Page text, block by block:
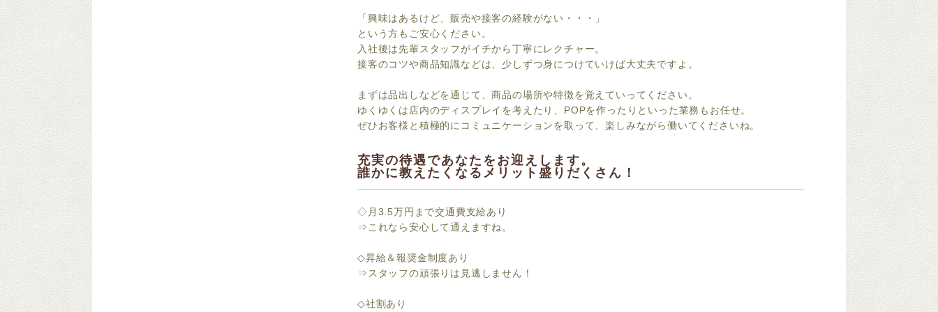
「興味はあるけど、販売や接客の経験がない・・・」
という方もご安心ください。
入社後は先輩スタッフがイチから丁寧にレクチャー。
接客のコツや商品知識などは、少しずつ身につけていけば大丈夫ですよ。
まずは品出しなどを通じて、商品の場所や特徴を覚えていってください。
ゆくゆくは店内のディスプレイを考えたり、POPを作ったりといった業務もお任せ。
ぜひお客様と積極的にコミュニケーションを取って、楽しみながら働いてくださいね。
充実の待遇であなたをお迎えします。
誰かに教えたくなるメリット盛りだくさん！
◇月3.5万円まで交通費支給あり
⇒これなら安心して通えますね。
◇昇給＆報奨金制度あり
⇒スタッフの頑張りは見逃しません！
◇社割あり